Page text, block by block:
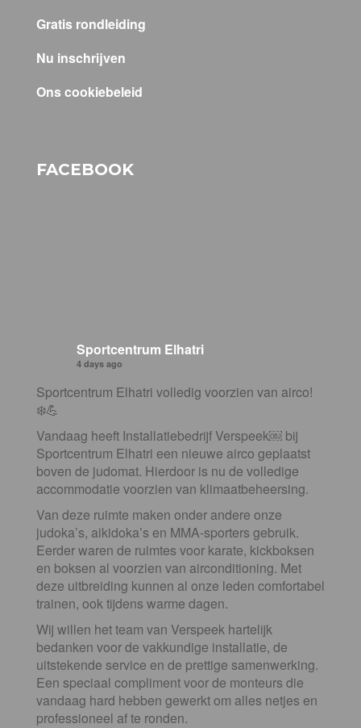
Gratis rondleiding
Nu inschrijven
Ons cookiebeleid
FACEBOOK
Sportcentrum Elhatri
4 days ago
Sportcentrum Elhatri volledig voorzien van airco!
❄️💪
Vandaag heeft Installatiebedrijf Verspeek⁠￼ bij
Sportcentrum Elhatri een nieuwe airco geplaatst
boven de judomat. Hierdoor is nu de volledige
accommodatie voorzien van klimaatbeheersing.
Van deze ruimte maken onder andere onze
judoka’s, aikidoka’s en MMA-sporters gebruik.
Eerder waren de ruimtes voor karate, kickboksen
en boksen al voorzien van airconditioning. Met
deze uitbreiding kunnen al onze leden comfortabel
trainen, ook tijdens warme dagen.
Wij willen het team van Verspeek hartelijk
bedanken voor de vakkundige installatie, de
uitstekende service en de prettige samenwerking.
Een speciaal compliment voor de monteurs die
vandaag hard hebben gewerkt om alles netjes en
professioneel af te ronden.